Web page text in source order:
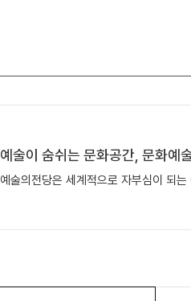
예술이 숨쉬는 문화공간, 문화예
예술의전당은 세계적으로 자부심이 되